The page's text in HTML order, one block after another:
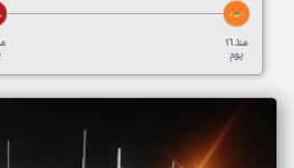
منذ ١٦
يوم